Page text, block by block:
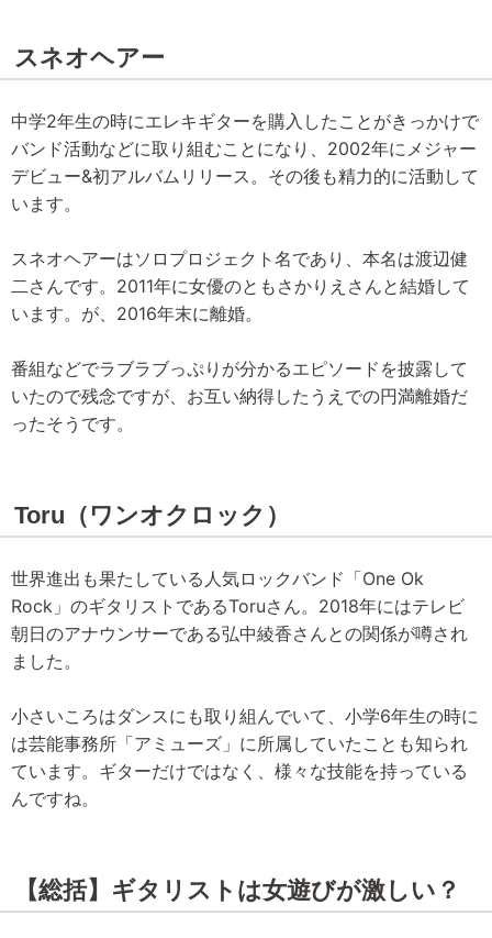
スネオヘアー
中学2年生の時にエレキギターを購入したことがきっかけで
バンド活動などに取り組むことになり、2002年にメジャー
デビュー&初アルバムリリース。その後も精力的に活動して
います。
スネオヘアーはソロプロジェクト名であり、本名は渡辺健
二さんです。2011年に女優のともさかりえさんと結婚して
います。が、2016年末に離婚。
番組などでラブラブっぷりが分かるエピソードを披露して
いたので残念ですが、お互い納得したうえでの円満離婚だ
ったそうです。
Toru（ワンオクロック）
世界進出も果たしている人気ロックバンド「One Ok
Rock」のギタリストであるToruさん。2018年にはテレビ
朝日のアナウンサーである弘中綾香さんとの関係が噂され
ました。
小さいころはダンスにも取り組んでいて、小学6年生の時に
は芸能事務所「アミューズ」に所属していたことも知られ
ています。ギターだけではなく、様々な技能を持っている
んですね。
【総括】ギタリストは女遊びが激しい？